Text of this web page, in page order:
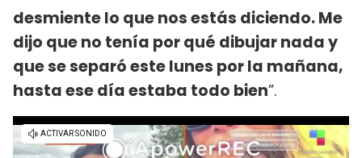
desmiente lo que nos estás diciendo. Me
dijo que no tenía por qué dibujar nada y
que se separó este lunes por la mañana,
hasta ese día estaba todo bien”.